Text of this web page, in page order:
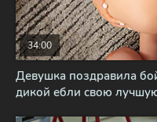
Девушка поздравила
дикой ебли свою
34:00